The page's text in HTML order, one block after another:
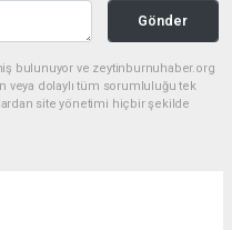
Gönder
bulunuyor ve zeytinburnuhaber.org
veya dolaylı tüm sorumluluğu tek
site yönetimi hiçbir şekilde